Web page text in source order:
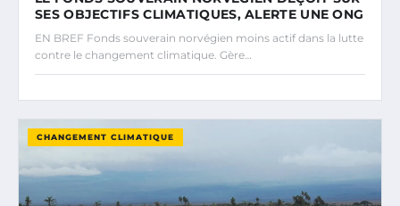
SES OBJECTIFS CLIMATIQUES, ALERTE UNE ONG
EN BREF Fonds souverain norvégien moins actif dans la lutte
contre le changement climatique. Gère…
CHANGEMENT CLIMATIQUE